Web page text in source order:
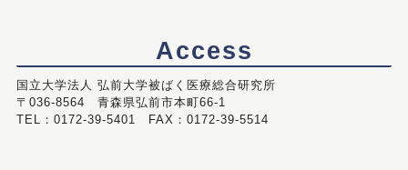
Access
国立大学法人 弘前大学被ばく医療総合研究所
〒036-8564 青森県弘前市本町66-1
TEL：0172-39-5401 FAX：0172-39-5514